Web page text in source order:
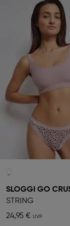
SLOGGI GO
STRING
24,95 €